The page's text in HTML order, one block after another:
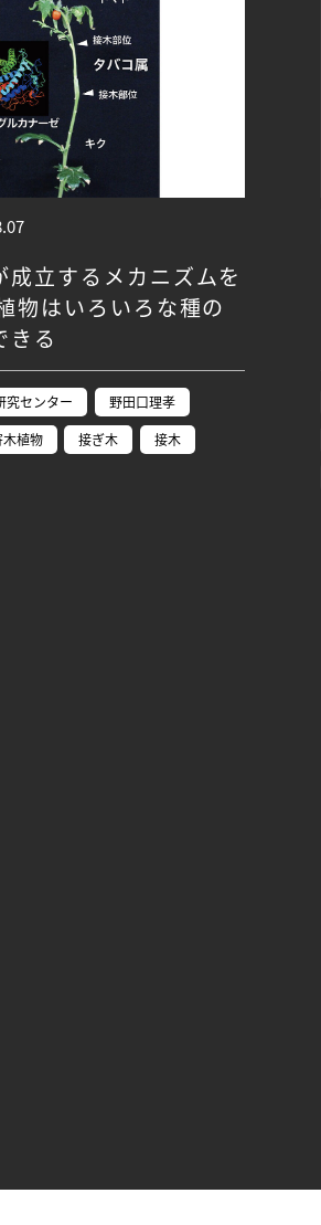
成立するメカニズムを
物はいろいろな種の
きる
究センター
野田口理孝
木植物 接ぎ木
接木